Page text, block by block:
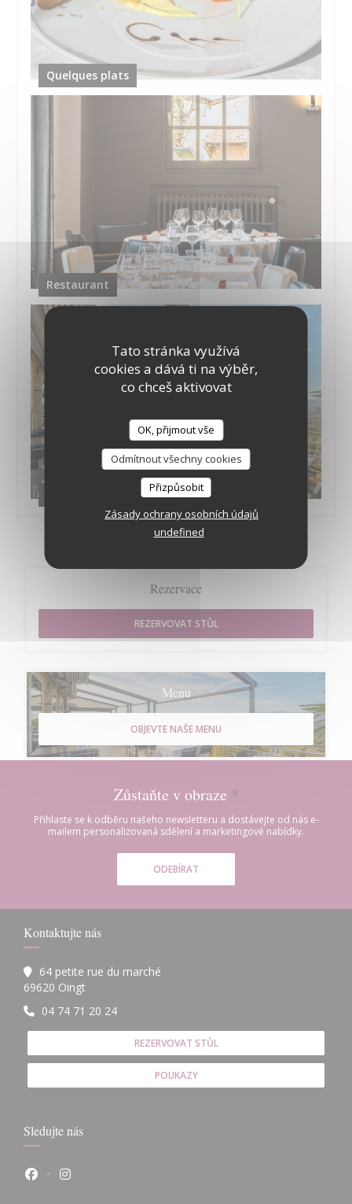
Tato stránka využívá
cookies a dává ti na výběr,
co chceš aktivovat
OK, přijmout vše
Odmítnout všechny cookies
Přizpůsobit
Zásady ochrany osobních údajů
undefined
Quelques plats
Restaurant
Rezervace
REZERVOVAT STŮL
Menu
OBJEVTE NAŠE MENU
Zůstaňte v obraze *
Přihlaste se k odběru našeho newsletteru a dostávejte od nás e-
mailem personalizovaná sdělení a marketingové nabídky.
ODEBÍRAT
Kontaktujte nás
64 petite rue du marché
69620 Oingt
04 74 71 20 24
REZERVOVAT STŮL
POUKAZY
Sledujte nás
Facebook ((otevře se v novém okně))
Instagram ((otevře se v novém okně))